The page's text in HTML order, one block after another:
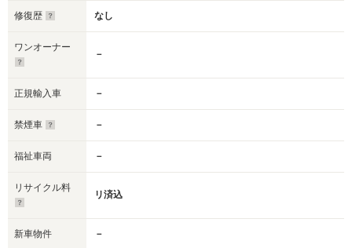
修復歴 なし
ワンオーナー
－
正規輸入車 －
禁煙車 －
福祉車両 －
リサイクル料
リ済込
新車物件 －